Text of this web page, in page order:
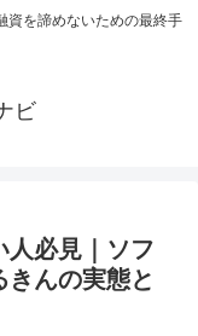
資を諦めないための最終手
ビ
人必見｜ソフ
きんの実態と